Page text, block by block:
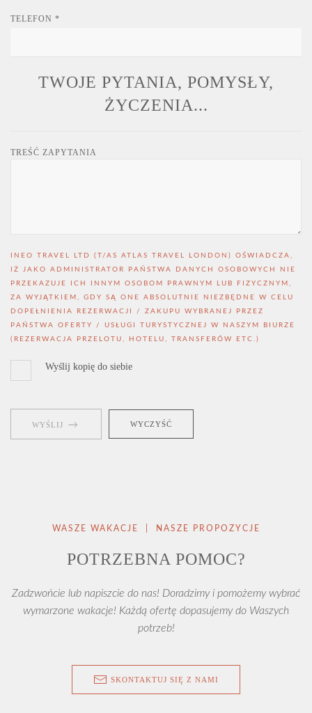
TELEFON *
TWOJE PYTANIA, POMYSŁY,
ŻYCZENIA...
TREŚĆ ZAPYTANIA
INEO TRAVEL LTD (T/AS ATLAS TRAVEL LONDON) OŚWIADCZA,
IŻ JAKO ADMINISTRATOR PAŃSTWA DANYCH OSOBOWYCH NIE
PRZEKAZUJE ICH INNYM OSOBOM PRAWNYM LUB FIZYCZNYM,
ZA WYJĄTKIEM, GDY SĄ ONE ABSOLUTNIE NIEZBĘDNE W CELU
DOPEŁNIENIA REZERWACJI / ZAKUPU WYBRANEJ PRZEZ
PAŃSTWA OFERTY / USŁUGI TURYSTYCZNEJ W NASZYM BIURZE
(REZERWACJA PRZELOTU, HOTELU, TRANSFERÓW ETC.)
Wyślij kopię do siebie
WYŚLIJ WYCZYŚĆ
WASZE WAKACJE | NASZE PROPOZYCJE
POTRZEBNA POMOC?
Zadzwońcie lub napiszcie do nas! Doradzimy i pomożemy wybrać
wymarzone wakacje! Każdą ofertę dopasujemy do Waszych
potrzeb!
SKONTAKTUJ SIĘ Z NAMI